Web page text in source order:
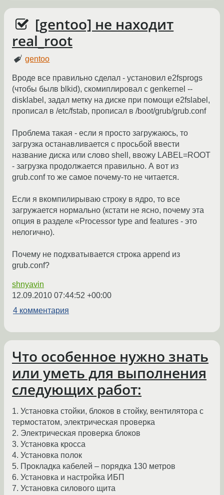
[gentoo] не находит
real_root
gentoo
Вроде все правильно сделал - установил e2fsprogs
(чтобы былв blkid), скомиплировал с genkernel --
disklabel, задал метку на диске при помощи e2fslabel,
прописал в /etc/fstab, прописал в /boot/grub/grub.conf
Проблема такая - если я просто загружаюсь, то
загрузка останавливается с просьбой ввести
название диска или слово shell, ввожу LABEL=ROOT
- загрузка продолжается правильно. А вот из
grub.conf то же самое почему-то не читается.
Если я вкомпилирываю строку в ядро, то все
загружается нормально (кстати не ясно, почему эта
опция в разделе «Processor type and features - это
нелогично).
Почему не подхватывается строка append из
grub.conf?
shnyavin
12.09.2010 07:44:52 +00:00
4 комментария
Что особенное нужно знать
или уметь для выполнения
следующих работ:
1. Установка стойки, блоков в стойку, вентилятора с
термостатом, электрическая проверка
2. Электрическая проверка блоков
3. Установка кросса
4. Установка полок
5. Прокладка кабелей – порядка 130 метров
6. Установка и настройка ИБП
7. Установка силового щита